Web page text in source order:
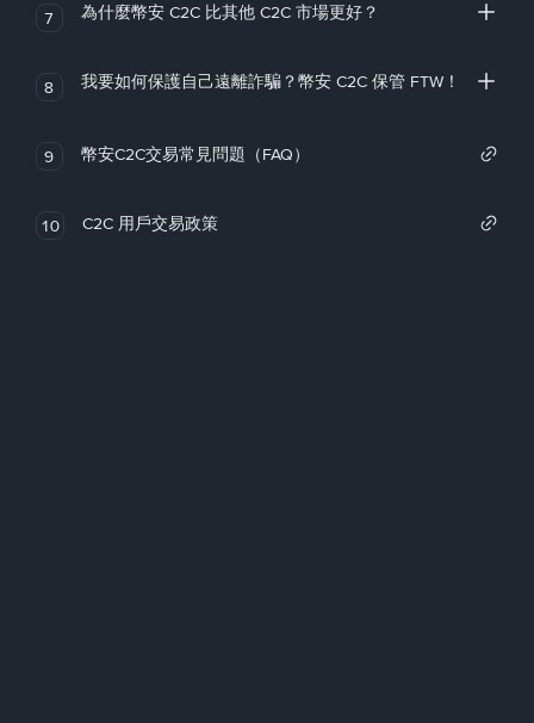
7 為什麼幣安 C2C 比其他 C2C 市場更好？
8 我要如何保護自己遠離詐騙？幣安 C2C 保管 FTW！
9 幣安C2C交易常見問題（FAQ）
10 C2C 用戶交易政策